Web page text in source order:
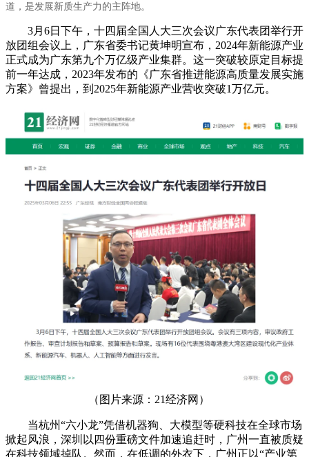
道，是发展新质生产力的主阵地。
3月6日下午，十四届全国人大三次会议广东代表团举行开
放团组会议上， 广东省委书记黄坤明宣布，2024年新能源产业
正式成为广东第九个万亿级产业集群。这一突破较原定目标提
前一年达成 ， 2023年发布的《广东省推进能源高质量发展实施
方案》曾提出，到2025年新能源产业营收突破1万亿元。
（图片来源：21经济网）
当杭州“六小龙”凭借机器狗、大模型等硬科技在全球市场
掀起风浪，深圳以四份重磅文件加速追赶时，广州一直被质疑
在科技领域掉队。然而，在低调的外衣下，广州正以“产业第